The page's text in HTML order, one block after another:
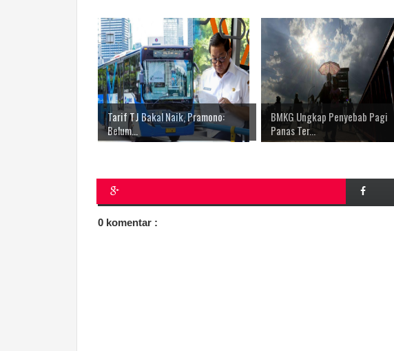
Tarif TJ Bakal Naik, Pramono:
Belum...
BMKG Ungkap Penyebab Pagi
Panas Ter...
0 komentar :